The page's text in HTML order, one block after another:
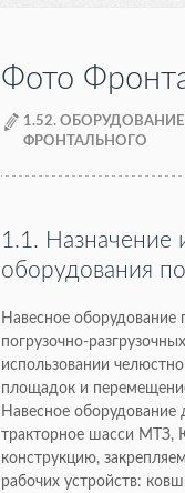
Фото
1.52.
ФРОНТАЛЬНОГО
1.1. Назначение
оборудования
Навесное оборудование
погрузочно-
использовании
площадок и
Навесное оборудование
тракторное шасси МТЗ,
конструкцию,
рабочих устройств: